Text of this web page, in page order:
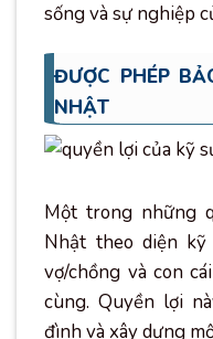
sống và sự nghiệp
ĐƯỢC PHÉP
NHẬT
Một trong những
Nhật theo diện
vợ/chồng và con
cùng. Quyền lợi
đình và xây dựng